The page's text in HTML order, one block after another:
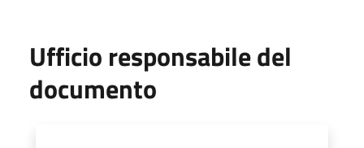
Ufficio responsabile del
documento